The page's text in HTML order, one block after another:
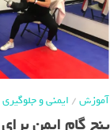
آموزش/ ایمنی و